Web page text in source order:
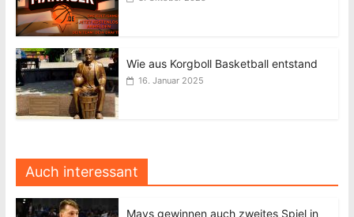
Wie aus Korgboll Basketball entstand
16. Januar 2025
Auch interessant
Mavs gewinnen auch zweites Spiel in